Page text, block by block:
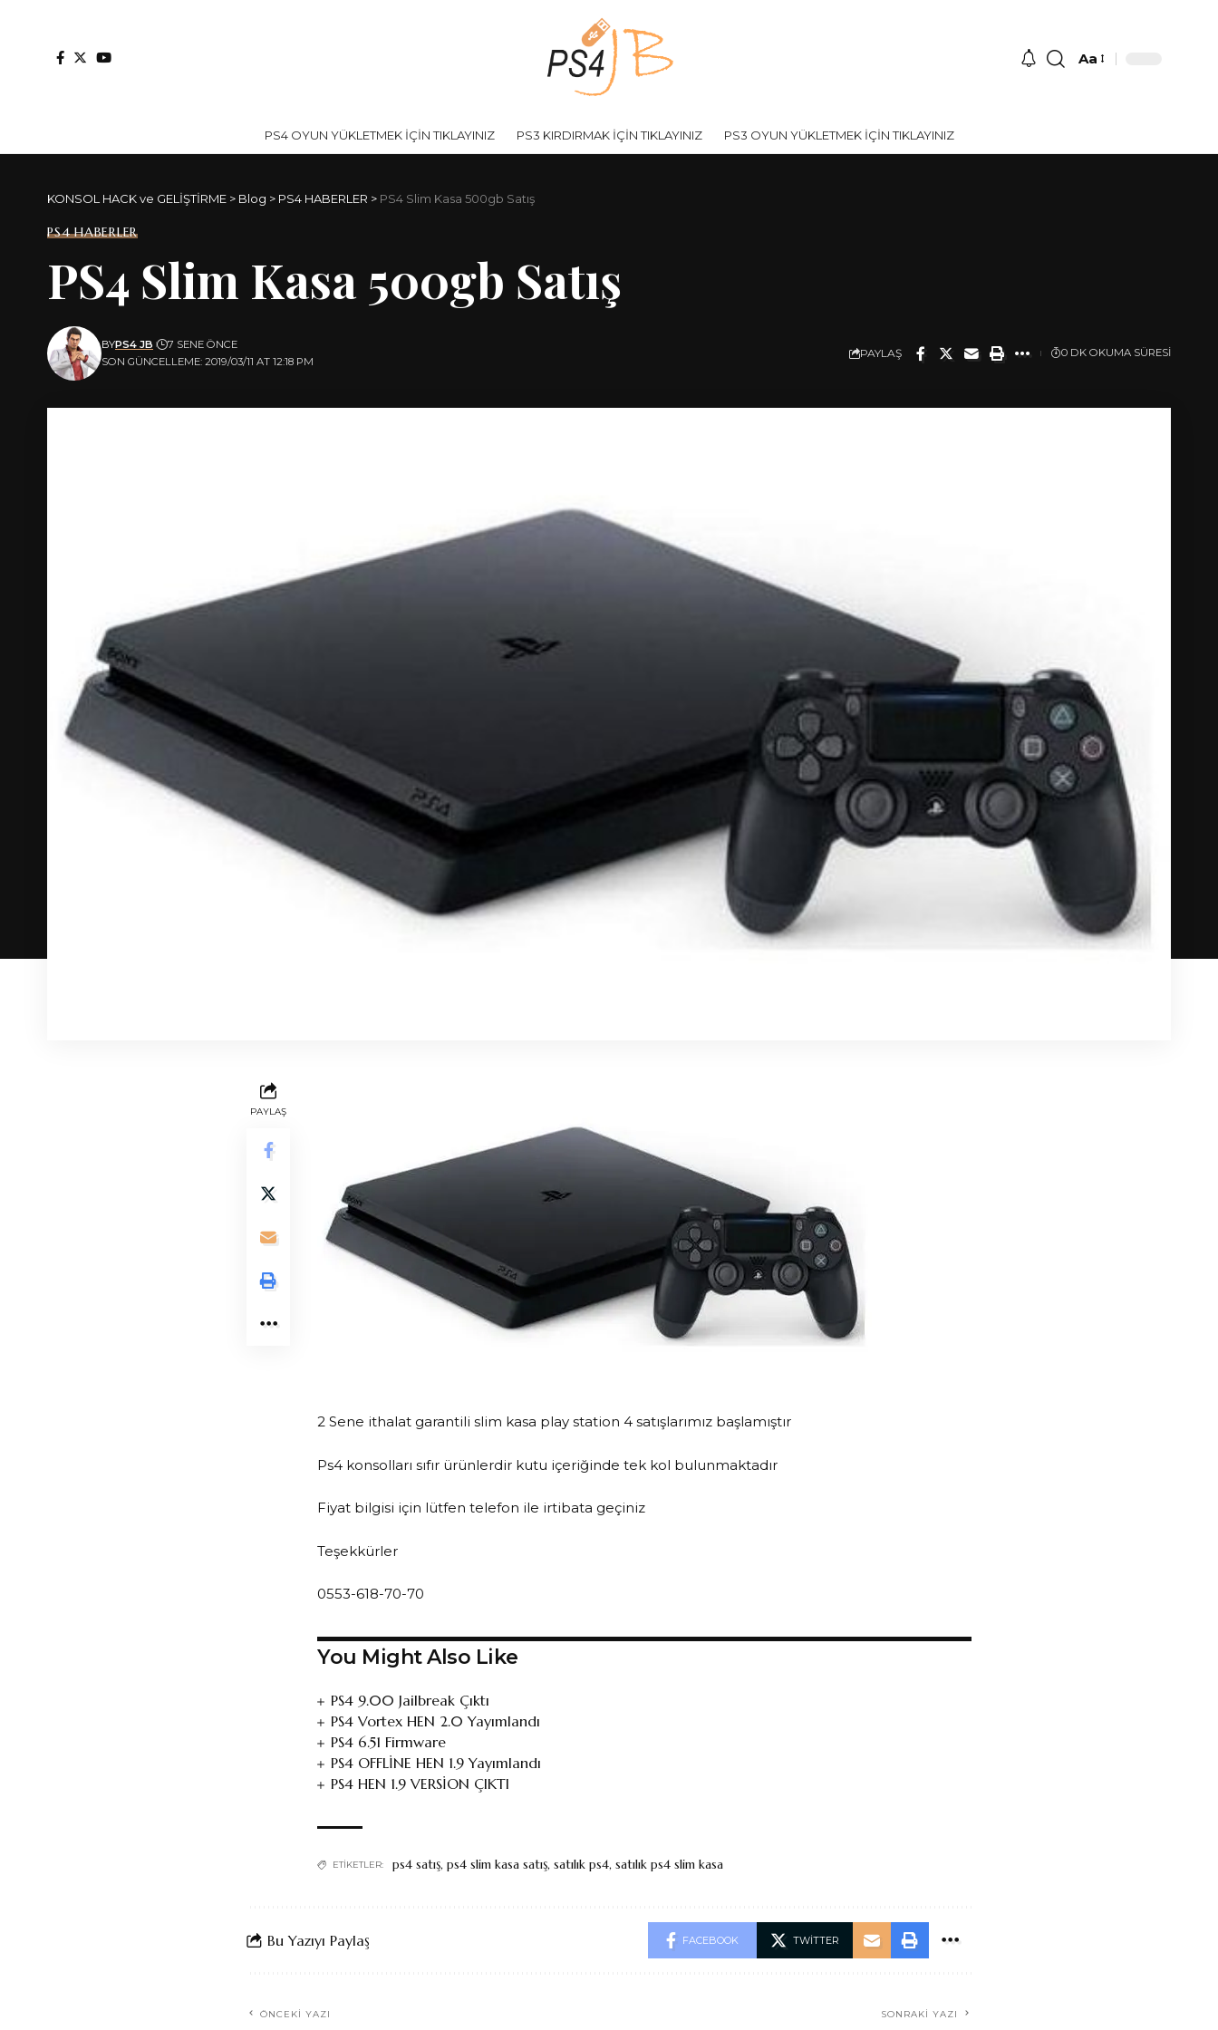
Font
Aa
PS4 OYUN YÜKLETMEK İÇİN TIKLAYINIZ PS3 KIRDIRMAK İÇİN TIKLAYINIZ PS3 OYUN YÜKLETMEK İÇİN TIKLAYINIZ
KONSOL HACK ve GELİŞTİRME > Blog > PS4 HABERLER > PS4 Slim Kasa 500gb Satış
PS4 HABERLER
PS4 Slim Kasa 500gb Satış
SON GÜNCELLEME: 2019/03/11 AT 12:18 PM
BYPS4 JB 7 SENE ÖNCE
PAYLAŞ 0 DK OKUMA SÜRESI
PAYLAŞ
2 Sene ithalat garantili slim kasa play station 4 satışlarımız başlamıştır
Ps4 konsolları sıfır ürünlerdir kutu içeriğinde tek kol bulunmaktadır
Fiyat bilgisi için lütfen telefon ile irtibata geçiniz
Teşekkürler
0553-618-70-70​
You Might Also Like
PS4 9.00 Jailbreak Çıktı
PS4 Vortex HEN 2.0 Yayımlandı
PS4 6.51 Firmware
PS4 OFFLİNE HEN 1.9 Yayımlandı
PS4 HEN 1.9 VERSİON ÇIKTI
ETIKETLER: ps4 satış, ps4 slim kasa satış, satılık ps4, satılık ps4 slim kasa
Bu Yazıyı Paylaş FACEBOOK TWITTER
ÖNCEKI YAZI SONRAKI YAZI